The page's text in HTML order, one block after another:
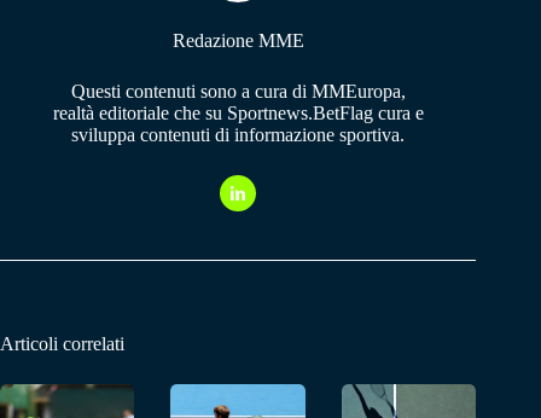
Redazione MME
Questi contenuti sono a cura di MMEuropa,
realtà editoriale che su Sportnews.BetFlag cura e
sviluppa contenuti di informazione sportiva.
Articoli correlati